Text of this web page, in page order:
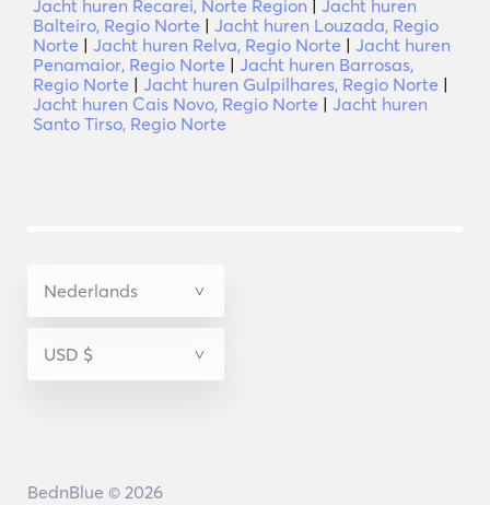
Jacht huren Recarei, Norte Region | Jacht huren
Balteiro, Regio Norte | Jacht huren Louzada, Regio
Norte | Jacht huren Relva, Regio Norte | Jacht huren
Penamaior, Regio Norte | Jacht huren Barrosas,
Regio Norte | Jacht huren Gulpilhares, Regio Norte |
Jacht huren Cais Novo, Regio Norte | Jacht huren
Santo Tirso, Regio Norte
BednBlue © 2026